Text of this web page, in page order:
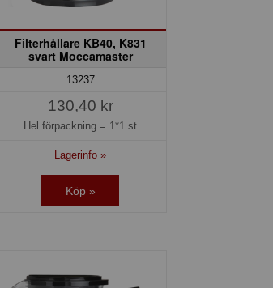
Filterhållare KB40, K831
svart Moccamaster
13237
130,40 kr
Hel förpackning = 1*1 st
Lagerinfo »
Köp »